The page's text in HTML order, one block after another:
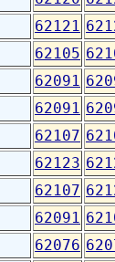
62121
62105
62091
62091
62107
62123
62107
62091
62076